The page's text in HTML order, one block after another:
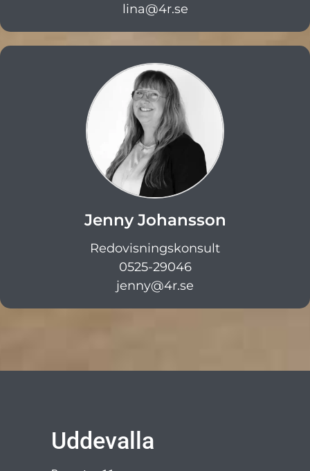
lina@4r.se
Jenny Johansson
Redovisningskonsult
0525-29046
jenny@4r.se
Uddevalla